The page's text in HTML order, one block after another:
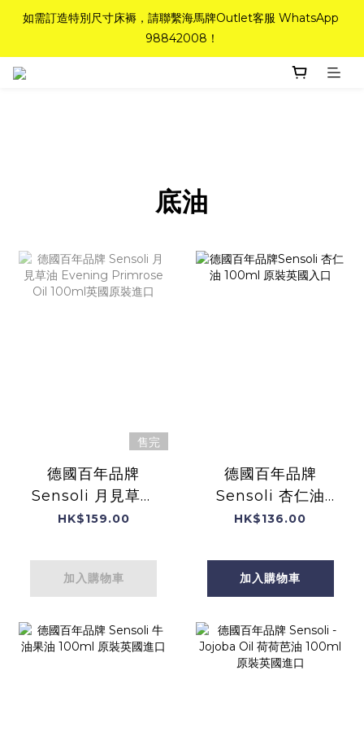
如需訂造特別尺寸床褥，請聯繫海馬牌Outlet客服 WhatsApp
98842008！
如需訂造特別尺寸床褥，請聯繫海馬牌Outlet客服 WhatsApp
98842008！
Top-Tier Quality系列床褥82折(新永久記憶床褥 及 健康記憶床
如需訂造特別尺寸床褥，請聯繫海馬牌Outlet客服 WhatsApp
98842008！
底油
售完
德國百年品牌
Sensoli 月見草油
Evening
100ml英國原裝進
口
HK$159.00
加入購物車
德國百年品牌
Sensoli 杏仁油
100ml 原裝英國入
HK$136.00
加入購物車